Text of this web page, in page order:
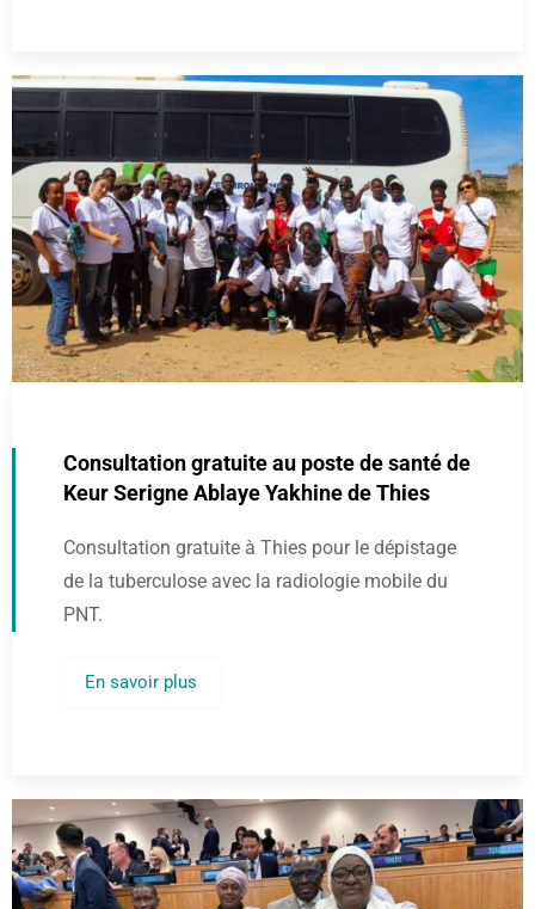
Consultation gratuite au poste de santé de
Keur Serigne Ablaye Yakhine de Thies
Consultation gratuite à Thies pour le dépistage
de la tuberculose avec la radiologie mobile du
PNT.
En savoir plus